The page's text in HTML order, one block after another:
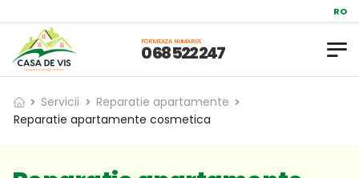
Reparații și
RO
FORMEAZA NUMARUL
0 68 522 247
Servicii
Reparatie apartamente
Reparatie apartamente cosmetica